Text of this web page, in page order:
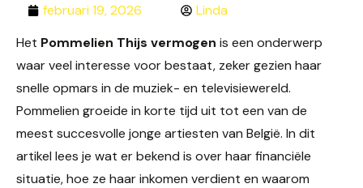
februari 19, 2026
Linda
Het Pommelien Thijs vermogen is een onderwerp
waar veel interesse voor bestaat, zeker gezien haar
snelle opmars in de muziek- en televisiewereld.
Pommelien groeide in korte tijd uit tot een van de
meest succesvolle jonge artiesten van België. In dit
artikel lees je wat er bekend is over haar financiële
situatie, hoe ze haar inkomen verdient en waarom